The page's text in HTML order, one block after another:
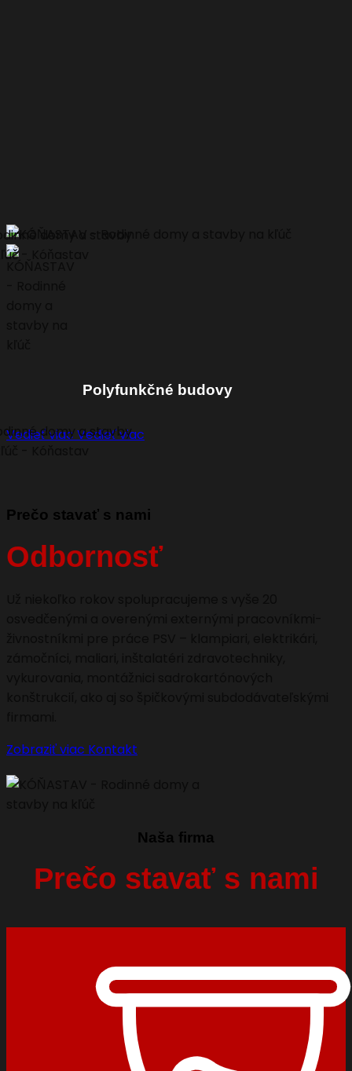
Polyfunkčné budovy
Vedieť viac Vedieť viac
Prečo stavať s nami
Odbornosť
Zobraziť viac Kontakt
Naša firma
Prečo stavať s nami